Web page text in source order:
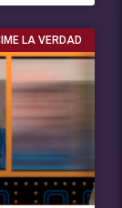
LA VERDAD